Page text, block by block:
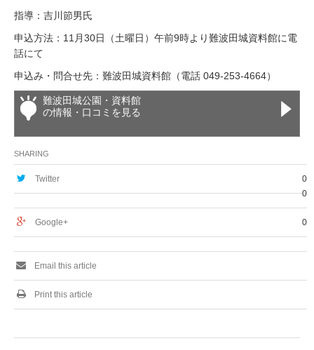
指導：吉川節男氏
申込方法：11月30日（土曜日）午前9時より難波田城資料館に電
話にて
申込み・問合せ先：難波田城資料館（電話 049-253-4664）
難波田城公園・資料館
の情報・口コミを見る
SHARING
Twitter
0
0
Google+ 0
Email this article
Print this article